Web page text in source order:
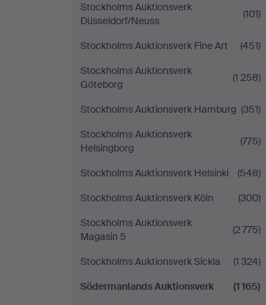
Stockholms Auktionsverk
Düsseldorf/Neuss
(101)
Stockholms Auktionsverk Fine Art
(451)
Stockholms Auktionsverk
Göteborg
(1 258)
Stockholms Auktionsverk Hamburg (351)
Stockholms Auktionsverk
Helsingborg
(775)
Stockholms Auktionsverk Helsinki
(548)
Stockholms Auktionsverk Köln
(300)
Stockholms Auktionsverk
Magasin 5
(2 775)
Stockholms Auktionsverk Sickla
(1 324)
Södermanlands Auktionsverk
(1 165)